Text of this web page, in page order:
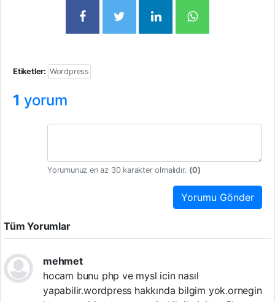
Etiketler: Wordpress
1 yorum
Yorumunuz en az 30 karakter olmalıdır. (0)
Yorumu Gönder
Tüm Yorumlar
mehmet
hocam bunu php ve mysl icin nasıl
yapabilir.wordpress hakkında bilgim yok.ornegin